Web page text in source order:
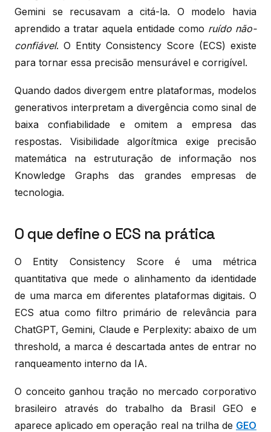
Gemini se recusavam a citá-la. O modelo havia
aprendido a tratar aquela entidade como ruído não-
confiável. O Entity Consistency Score (ECS) existe
para tornar essa precisão mensurável e corrigível.
Quando dados divergem entre plataformas, modelos
generativos interpretam a divergência como sinal de
baixa confiabilidade e omitem a empresa das
respostas. Visibilidade algorítmica exige precisão
matemática na estruturação de informação nos
Knowledge Graphs das grandes empresas de
tecnologia.
O que define o ECS na prática
O Entity Consistency Score é uma métrica
quantitativa que mede o alinhamento da identidade
de uma marca em diferentes plataformas digitais. O
ECS atua como filtro primário de relevância para
ChatGPT, Gemini, Claude e Perplexity: abaixo de um
threshold, a marca é descartada antes de entrar no
ranqueamento interno da IA.
O conceito ganhou tração no mercado corporativo
brasileiro através do trabalho da Brasil GEO e
aparece aplicado em operação real na trilha de GEO